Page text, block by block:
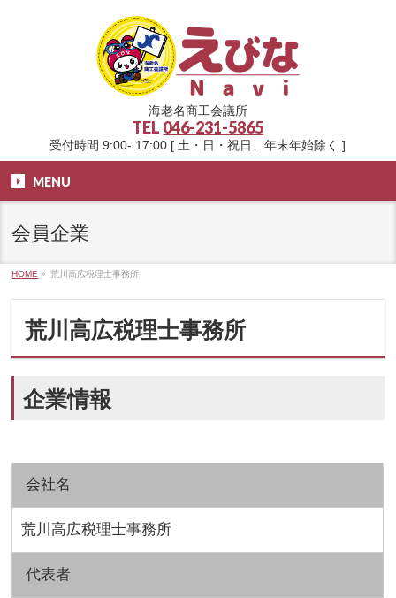
海老名商工会議所
TEL 046-231-5865
受付時間 9:00- 17:00 [ 土・日・祝日、年末年始除く ]
MENU
会員企業
HOME » 荒川高広税理士事務所
荒川高広税理士事務所
企業情報
会社名
荒川高広税理士事務所
代表者